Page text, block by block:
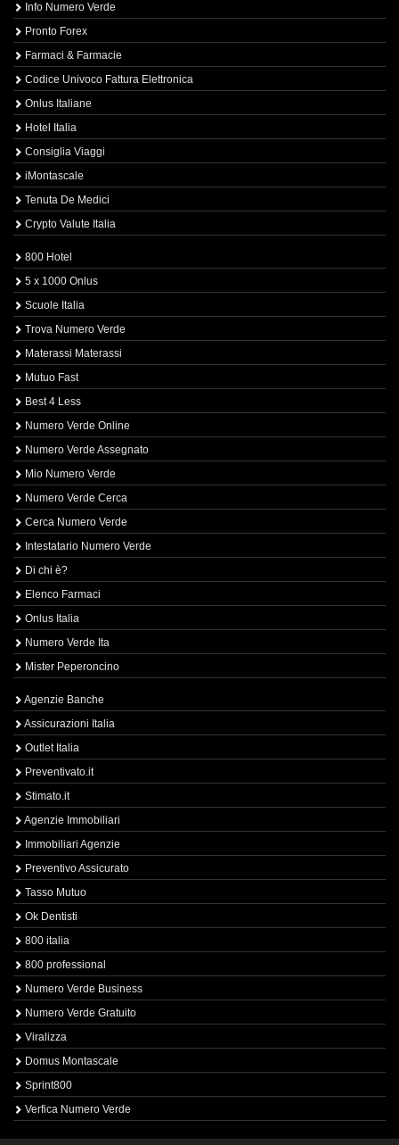
Info Numero Verde
Pronto Forex
Farmaci & Farmacie
Codice Univoco Fattura Elettronica
Onlus Italiane
Hotel Italia
Consiglia Viaggi
iMontascale
Tenuta De Medici
Crypto Valute Italia
800 Hotel
5 x 1000 Onlus
Scuole Italia
Trova Numero Verde
Materassi Materassi
Mutuo Fast
Best 4 Less
Numero Verde Online
Numero Verde Assegnato
Mio Numero Verde
Numero Verde Cerca
Cerca Numero Verde
Intestatario Numero Verde
Di chi è?
Elenco Farmaci
Onlus Italia
Numero Verde Ita
Mister Peperoncino
Agenzie Banche
Assicurazioni Italia
Outlet Italia
Preventivato.it
Stimato.it
Agenzie Immobiliari
Immobiliari Agenzie
Preventivo Assicurato
Tasso Mutuo
Ok Dentisti
800 italia
800 professional
Numero Verde Business
Numero Verde Gratuito
Viralizza
Domus Montascale
Sprint800
Verfica Numero Verde